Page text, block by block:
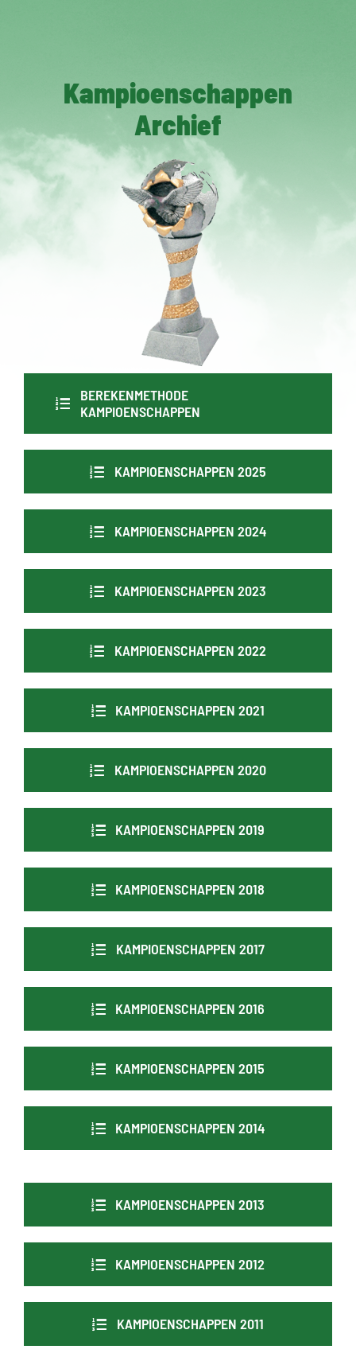
Kampioenschappen
Archief
BEREKENMETHODE
KAMPIOENSCHAPPEN
KAMPIOENSCHAPPEN 2025
KAMPIOENSCHAPPEN 2024
KAMPIOENSCHAPPEN 2023
KAMPIOENSCHAPPEN 2022
KAMPIOENSCHAPPEN 2021
KAMPIOENSCHAPPEN 2020
KAMPIOENSCHAPPEN 2019
KAMPIOENSCHAPPEN 2018
KAMPIOENSCHAPPEN 2017
KAMPIOENSCHAPPEN 2016
KAMPIOENSCHAPPEN 2015
KAMPIOENSCHAPPEN 2014
KAMPIOENSCHAPPEN 2013
KAMPIOENSCHAPPEN 2012
KAMPIOENSCHAPPEN 2011